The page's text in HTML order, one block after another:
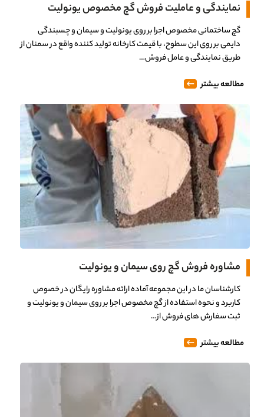
نمایندگی و عاملیت فروش گچ مخصوص یونولیت
گچ ساختمانی مخصوص اجرا بر روی یونولیت و سیمان و چسبندگی
دایمی بر روی این سطوح، با قیمت کارخانه تولید کننده واقع در سمنان از
طریق نمایندگی و عامل فروش…
مطالعه بیشتر
مشاوره فروش گچ روی سیمان و یونولیت
کارشناسان ما در این مجموعه آماده ارائه مشاوره رایگان در خصوص
کاربرد و نحوه استفاده از گچ مخصوص اجرا بر روی سیمان و یونولیت و
ثبت سفارش های فروش از…
مطالعه بیشتر